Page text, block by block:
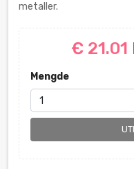
metaller.
€ 21.01
Mengde